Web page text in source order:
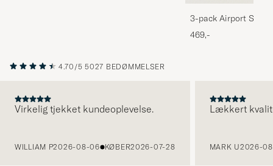
3-pack Airport
Melange
469,-
4.70/5 5027 BEDØMMELSER
Virkelig tjekket kundeoplevelse.
WILLIAM P2026-08-06 KØBER2026-07-28
Lækkert
MARK U2026-